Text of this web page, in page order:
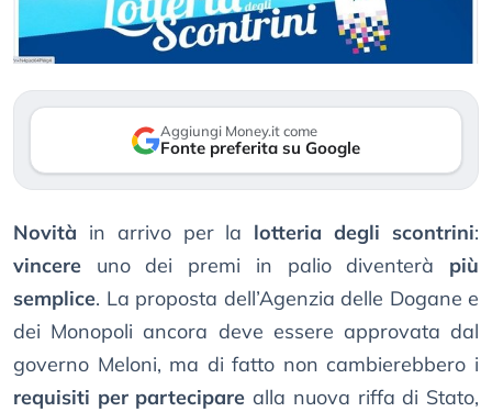
Aggiungi Money.it come
Fonte preferita su Google
Novità in arrivo per la lotteria degli scontrini:
vincere uno dei premi in palio diventerà più
semplice. La proposta dell’Agenzia delle Dogane e
dei Monopoli ancora deve essere approvata dal
governo Meloni, ma di fatto non cambierebbero i
requisiti per partecipare alla nuova riffa di Stato,